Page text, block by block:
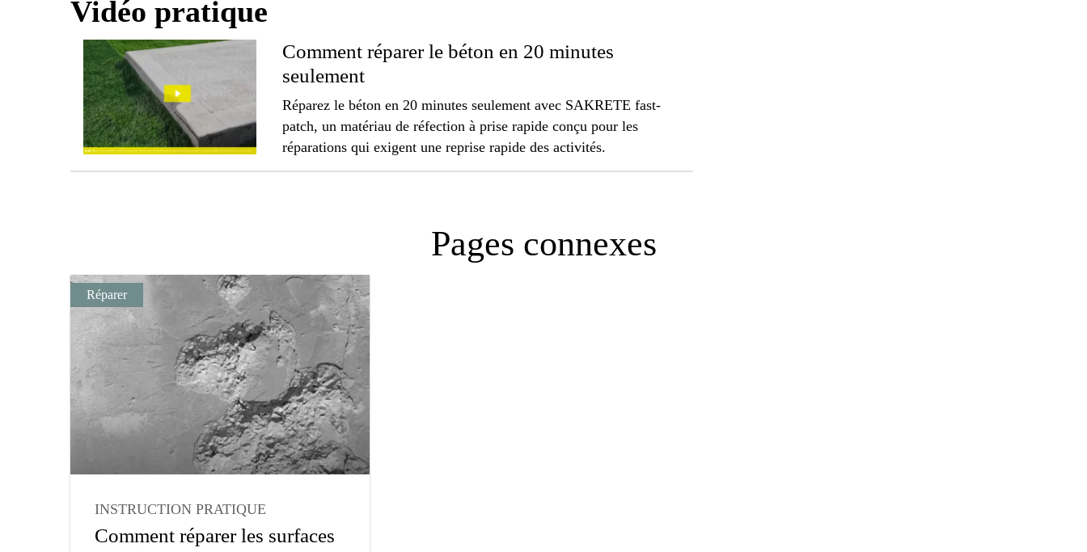
Vidéo pratique
Comment réparer le béton en 20 minutes
seulement
Réparez le béton en 20 minutes seulement avec SAKRETE fast-
patch, un matériau de réfection à prise rapide conçu pour les
réparations qui exigent une reprise rapide des activités.
Pages connexes
INSTRUCTION PRATIQUE
Comment réparer les surfaces
Réparer